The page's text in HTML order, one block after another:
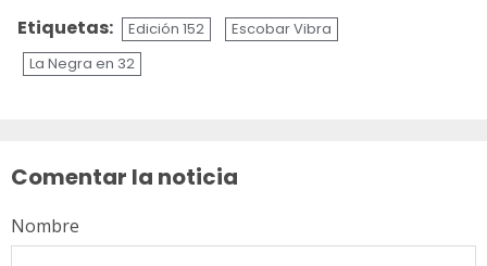
Etiquetas: Edición 152
Escobar Vibra
La Negra en 32
Comentar la noticia
Nombre